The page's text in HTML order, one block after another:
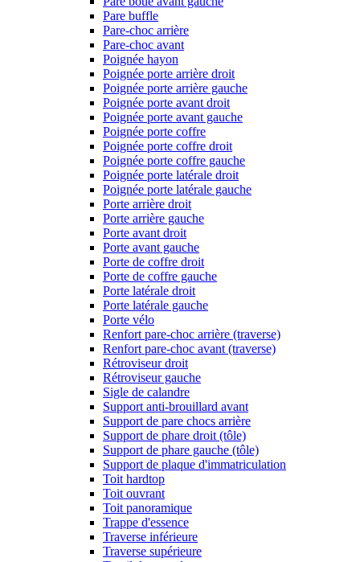
Pare buffle
Pare-choc arrière
Pare-choc avant
Poignée hayon
Poignée porte arrière droit
Poignée porte arrière gauche
Poignée porte avant droit
Poignée porte avant gauche
Poignée porte coffre
Poignée porte coffre droit
Poignée porte coffre gauche
Poignée porte latérale droit
Poignée porte latérale gauche
Porte arrière droit
Porte arrière gauche
Porte avant droit
Porte avant gauche
Porte de coffre droit
Porte de coffre gauche
Porte latérale droit
Porte latérale gauche
Porte vélo
Renfort pare-choc arrière (traverse)
Renfort pare-choc avant (traverse)
Rétroviseur droit
Rétroviseur gauche
Sigle de calandre
Support anti-brouillard avant
Support de pare chocs arrière
Support de phare droit (tôle)
Support de phare gauche (tôle)
Support de plaque d'immatriculation
Toit hardtop
Toit ouvrant
Toit panoramique
Trappe d'essence
Traverse inférieure
Traverse supérieure